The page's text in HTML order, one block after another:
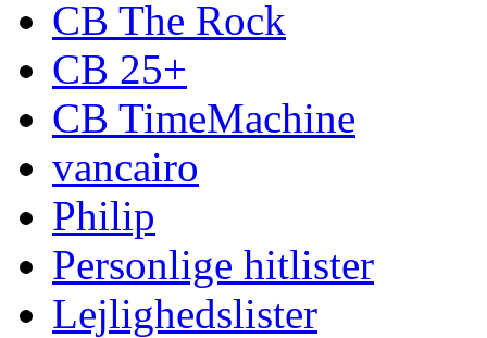
CB The Rock
CB 25+
CB TimeMachine
vancairo
Philip
Personlige hitlister
Lejlighedslister